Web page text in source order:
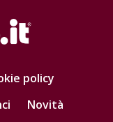
policy
Novità